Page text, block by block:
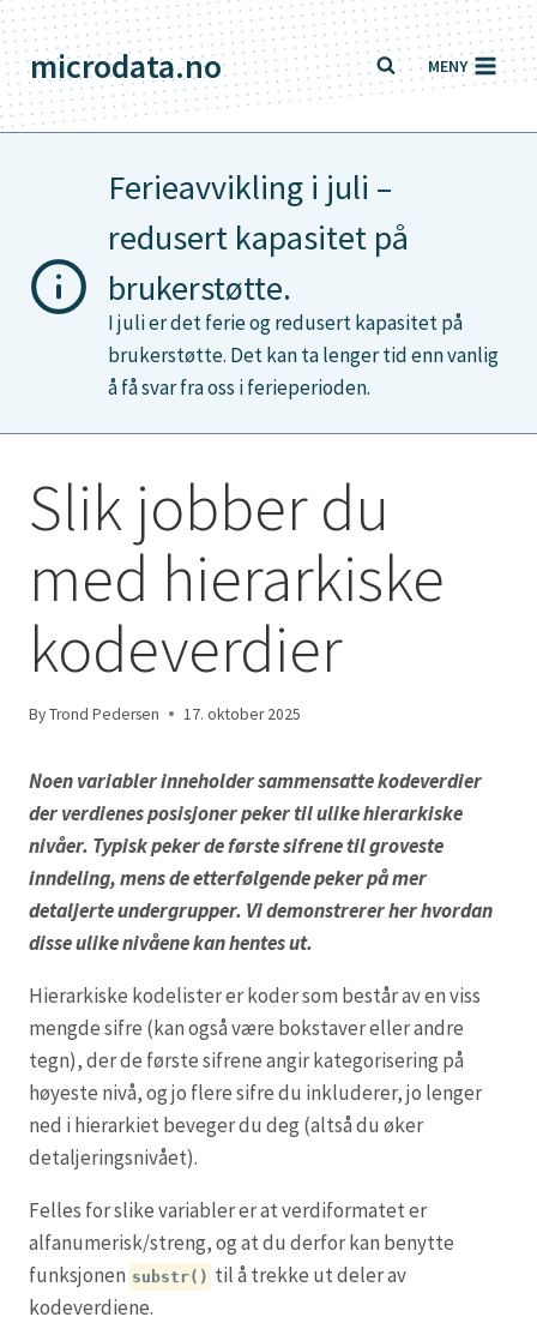
Skip
to
contentmicrodata.no MENY
Ferieavvikling i juli –
redusert kapasitet på
brukerstøtte.
I juli er det ferie og redusert kapasitet på
brukerstøtte. Det kan ta lenger tid enn vanlig
å få svar fra oss i ferieperioden.
Slik jobber du
med hierarkiske
kodeverdier
ByTrond Pedersen 17. oktober 2025
Noen variabler inneholder sammensatte kodeverdier
der verdienes posisjoner peker til ulike hierarkiske
nivåer. Typisk peker de første sifrene til groveste
inndeling, mens de etterfølgende peker på mer
detaljerte undergrupper. Vi demonstrerer her hvordan
disse ulike nivåene kan hentes ut.
Hierarkiske kodelister er koder som består av en viss
mengde sifre (kan også være bokstaver eller andre
tegn), der de første sifrene angir kategorisering på
høyeste nivå, og jo flere sifre du inkluderer, jo lenger
ned i hierarkiet beveger du deg (altså du øker
detaljeringsnivået).
Felles for slike variabler er at verdiformatet er
alfanumerisk/streng, og at du derfor kan benytte
funksjonen substr() til å trekke ut deler av
kodeverdiene.